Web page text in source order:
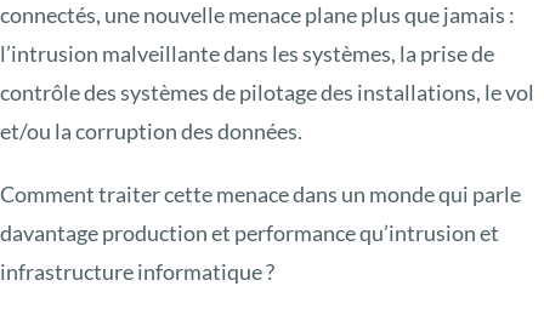
connectés, une nouvelle menace plane plus que jamais :
l’intrusion malveillante dans les systèmes, la prise de
contrôle des systèmes de pilotage des installations, le vol
et/ou la corruption des données.
Comment traiter cette menace dans un monde qui parle
davantage production et performance qu’intrusion et
infrastructure informatique ?